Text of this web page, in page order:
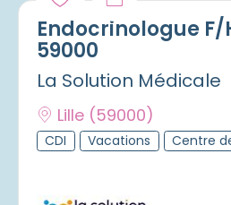
Se
Se
Endocrinologue F/
59000
La Solution Médicale
Lille (59000)
CDI Vacations Centre